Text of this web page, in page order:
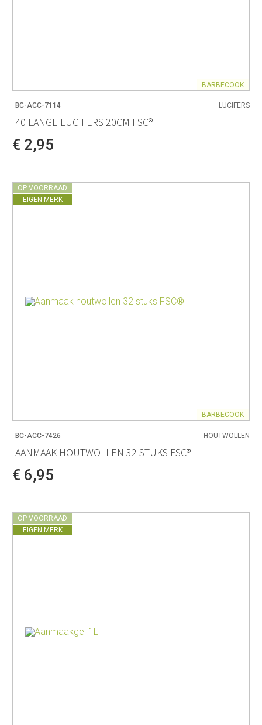
BARBECOOK
BC-ACC-7114 LUCIFERS
40 LANGE LUCIFERS 20CM FSC®
€ 2,95
OP VOORRAAD
EIGEN MERK
BARBECOOK
BC-ACC-7426 HOUTWOLLEN
AANMAAK HOUTWOLLEN 32 STUKS FSC®
€ 6,95
OP VOORRAAD
EIGEN MERK